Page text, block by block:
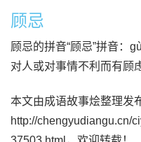
顾忌
顾忌的拼音“顾忌”拼音：
对人或对事情不利而有顾
本文由成语故事烩整理发
http://chengyudiangu.cn/